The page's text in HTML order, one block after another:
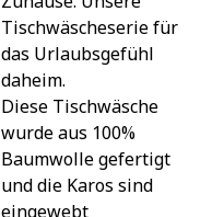
Tischwäscheserie für
das Urlaubsgefühl
daheim.
Diese Tischwäsche
wurde aus 100%
Baumwolle gefertigt
und die Karos sind
eingewebt